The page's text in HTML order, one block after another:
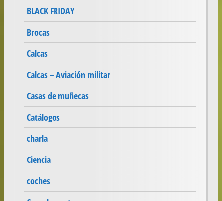
BLACK FRIDAY
Brocas
Calcas
Calcas – Aviación militar
Casas de muñecas
Catálogos
charla
Ciencia
coches